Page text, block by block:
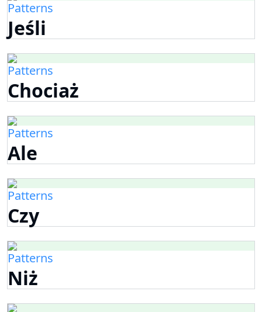
Patterns
Jeśli
Patterns
Chociaż
Patterns
Ale
Patterns
Czy
Patterns
Niż